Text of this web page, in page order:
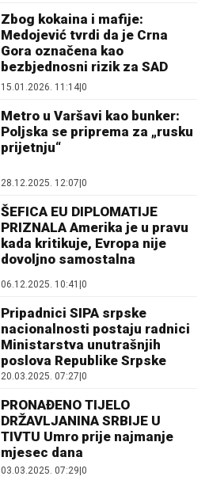
Zbog kokaina i mafije:
Medojević tvrdi da je Crna
Gora označena kao
bezbjednosni rizik za SAD
15.01.2026. 11:14|0
Metro u Varšavi kao bunker:
Poljska se priprema za „rusku
prijetnju“
28.12.2025. 12:07|0
ŠEFICA EU DIPLOMATIJE
PRIZNALA Amerika je u pravu
kada kritikuje, Evropa nije
dovoljno samostalna
06.12.2025. 10:41 0
Pripadnici SIPA srpske
nacionalnosti postaju radnici
Ministarstva unutrašnjih
poslova Republike Srpske
20.03.2025. 07:27 0
PRONAĐENO TIJELO
DRŽAVLJANINA SRBIJE U
TIVTU Umro prije najmanje
mjesec dana
03.03.2025. 07:29 0